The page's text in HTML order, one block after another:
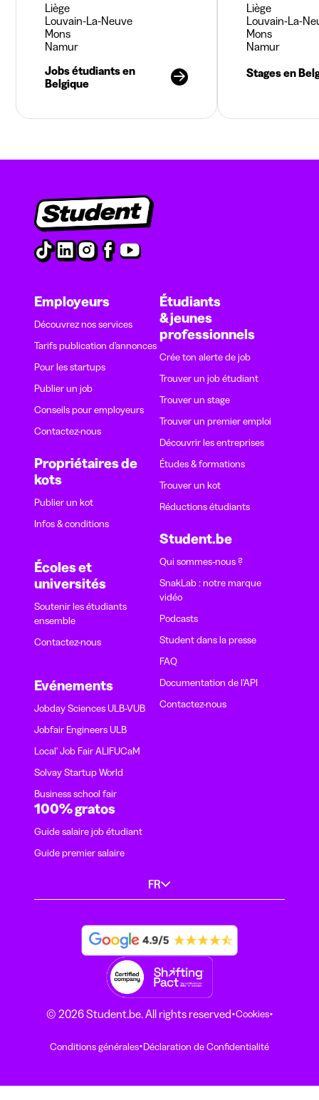
Liège
Louvain-La-Neuve
Mons
Namur
Jobs étudiants en
Belgique
Liège
Louvain-La-
Mons
Namur
Stages en
Employeurs
Découvrez nos services
Tarifs publication d’annonces
Pour les startups
Publier un job
Conseils pour employeurs
Contactez-nous
Propriétaires de
kots
Publier un kot
Infos & conditions
Écoles et
universités
Soutenir les étudiants
ensemble
Contactez-nous
Evénements
Jobday Sciences ULB-VUB
Jobfair Engineers ULB
Local' Job Fair ALIFUCaM
Solvay Startup World
Business school fair
Étudiants
& jeunes
professionnels
Crée ton alerte de job
Trouver un job étudiant
Trouver un stage
Trouver un premier emploi
Découvrir les entreprises
Études & formations
Trouver un kot
Réductions étudiants
Student.be
Qui sommes-nous ?
SnakLab : notre marque
vidéo
Podcasts
Student dans la presse
FAQ
Documentation de l'API
Contactez-nous
100% gratos
Guide salaire job étudiant
Guide premier salaire
FR
© 2026 Student.be. All rights reserved·Cookies·
Conditions générales·Déclaration de Confidentialité